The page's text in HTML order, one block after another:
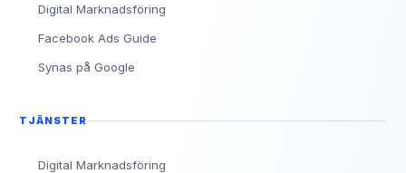
Digital Marknadsföring
Facebook Ads Guide
Synas på Google
TJÄNSTER
Digital Marknadsföring